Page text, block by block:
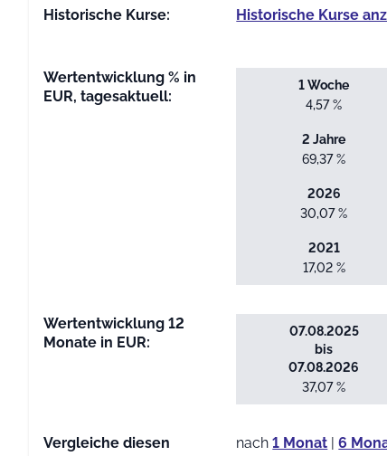
Historische Kurse: Historische Kurse
Wertentwicklung % in
EUR, tagesaktuell:
1 Woche
4,57 %
2 Jahre
69,37 %
2026
30,07 %
2021
17,02 %
Wertentwicklung 12
Monate in EUR:
07.08.2025
bis
07.08.2026
37,07 %
Vergleiche diesen
nach1 Monat |6